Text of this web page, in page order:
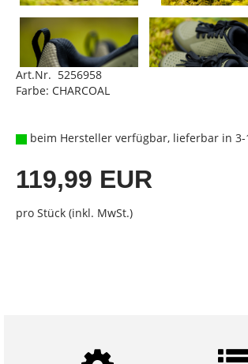
Art.Nr. 5256958
Farbe: CHARCOAL
beim Hersteller verfügbar, lieferbar in 3-
119,99 EUR
pro Stück (inkl. MwSt.)